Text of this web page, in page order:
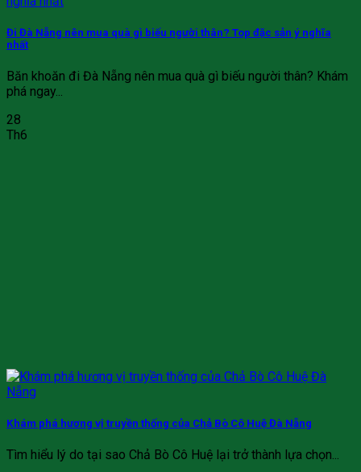
Đi Đà Nẵng nên mua quà gì biếu người thân? Top đặc sản ý nghĩa
nhất
Băn khoăn đi Đà Nẵng nên mua quà gì biếu người thân? Khám
phá ngay...
28
Th6
Khám phá hương vị truyền thống của Chả Bò Cô Huệ Đà Nẵng
Tìm hiểu lý do tại sao Chả Bò Cô Huệ lại trở thành lựa chọn...